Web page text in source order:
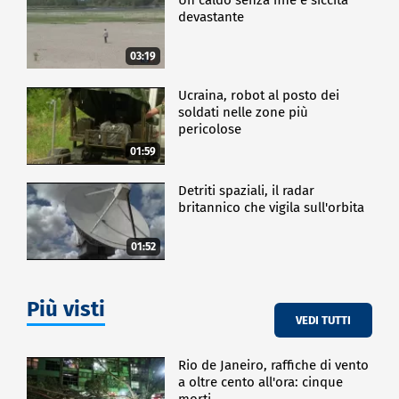
03:19
devastante
01:59
Ucraina, robot al posto dei
soldati nelle zone più
pericolose
01:52
Detriti spaziali, il radar
britannico che vigila sull'orbita
Più visti VEDI TUTTI
Rio de Janeiro, raffiche di vento
a oltre cento all'ora: cinque